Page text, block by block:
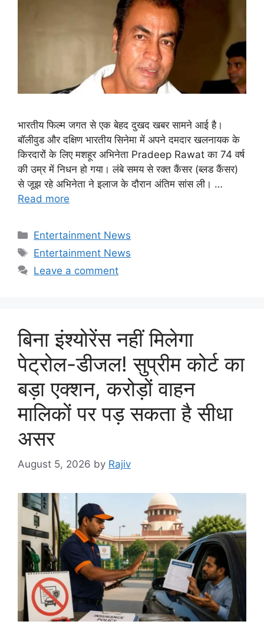
भारतीय फिल्म जगत से एक बेहद दुखद खबर सामने आई है।
बॉलीवुड और दक्षिण भारतीय सिनेमा में अपने दमदार खलनायक के
किरदारों के लिए मशहूर अभिनेता Pradeep Rawat का 74 वर्ष
की उम्र में निधन हो गया। लंबे समय से रक्त कैंसर (ब्लड कैंसर)
से जूझ रहे अभिनेता ने इलाज के दौरान अंतिम सांस ली। …
Read more
Categories
Entertainment News
Tags
Entertainment News
Leave a comment
बिना इंश्योरेंस नहीं मिलेगा
पेट्रोल-डीजल! सुप्रीम कोर्ट का
बड़ा एक्शन, करोड़ों वाहन
मालिकों पर पड़ सकता है सीधा
असर
August 5, 2026 by Rajiv